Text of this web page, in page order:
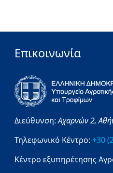
Επικοινωνία
Διεύθυνση:Αχαρνών 2,
Τηλεφωνικό Κέντρο: +30
Κέντρο εξυπηρέτησης